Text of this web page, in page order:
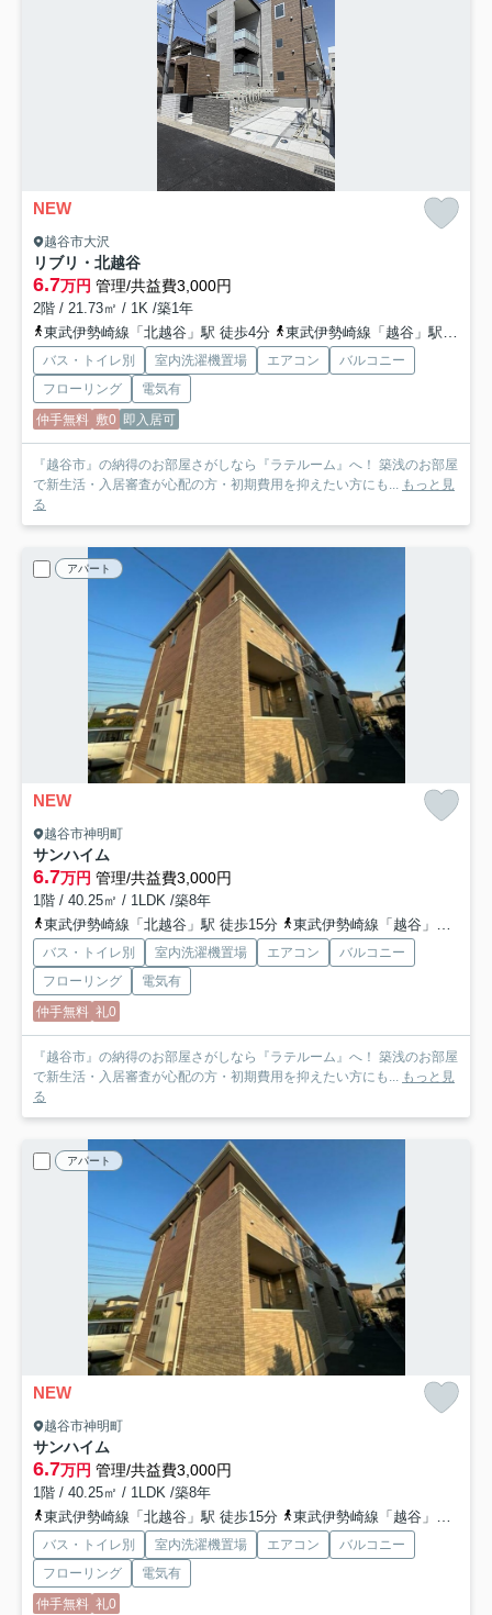
NEW
越谷市大沢
リブリ・北越谷
6.7万円 管理/共益費3,000円
2階 / 21.73㎡ / 1K /築1年
東武伊勢崎線「北越谷」駅 徒歩4分
東武伊勢崎線「越谷」駅 徒歩20分
バス・トイレ別 室内洗濯機置場 エアコン
バルコニー
フローリング
電気有
仲手無料 敷0 即入居可
『越谷市』の納得のお部屋さがしなら『ラテルーム』へ！ 築浅のお部屋
で新生活・入居審査が心配の方・初期費用を抑えたい方にも... もっと見
る
アパート
NEW
越谷市神明町
サンハイム
6.7万円 管理/共益費3,000円
1階 / 40.25㎡ / 1LDK /築8年
東武伊勢崎線「北越谷」駅 徒歩15分
東武伊勢崎線「越谷」駅 徒歩20分
バス・トイレ別 室内洗濯機置場 エアコン
バルコニー
フローリング
電気有
仲手無料 礼0
『越谷市』の納得のお部屋さがしなら『ラテルーム』へ！ 築浅のお部屋
で新生活・入居審査が心配の方・初期費用を抑えたい方にも... もっと見
る
アパート
NEW
越谷市神明町
サンハイム
6.7万円 管理/共益費3,000円
1階 / 40.25㎡ / 1LDK /築8年
東武伊勢崎線「北越谷」駅 徒歩15分
東武伊勢崎線「越谷」駅 徒歩20分
バス・トイレ別 室内洗濯機置場 エアコン
バルコニー
フローリング
電気有
仲手無料 礼0